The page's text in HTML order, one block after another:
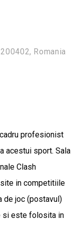
Romania
profesionist
acestui sport. Sala
Clash
in competitiile
de joc (postavul)
si este folosita in